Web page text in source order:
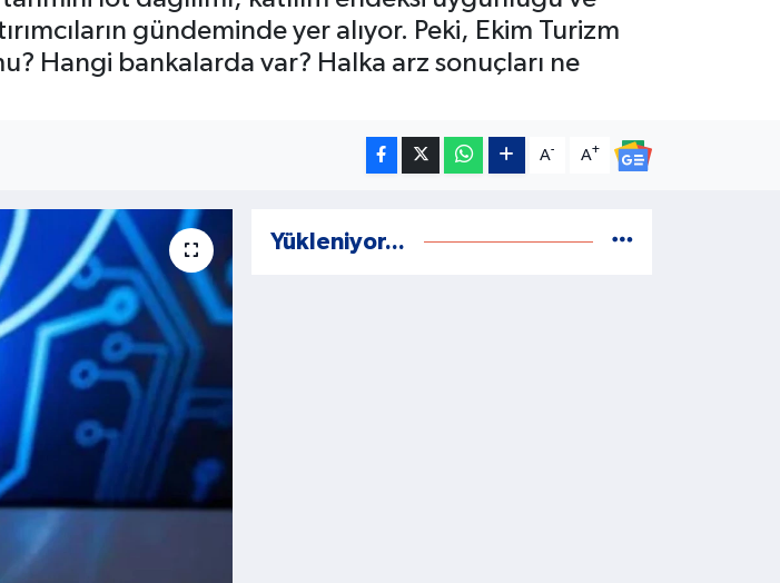
gündeminde yer alıyor. Peki, Ekim Turizm
Hangi bankalarda var? Halka arz sonuçları ne
A- A+
Yükleniyor...